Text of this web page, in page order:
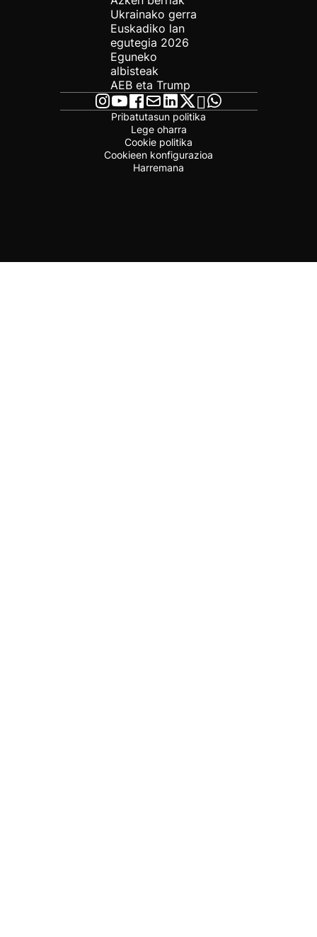
Ukrainako gerra
Euskadiko lan
egutegia 2026
Eguneko
albisteak
AEB eta Trump
Pribatutasun politika
Lege oharra
Cookie politika
Cookieen konfigurazioa
Harremana